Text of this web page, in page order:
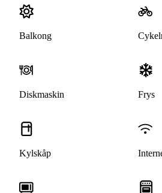
Balkong
Diskmaskin Frys
Kylskåp